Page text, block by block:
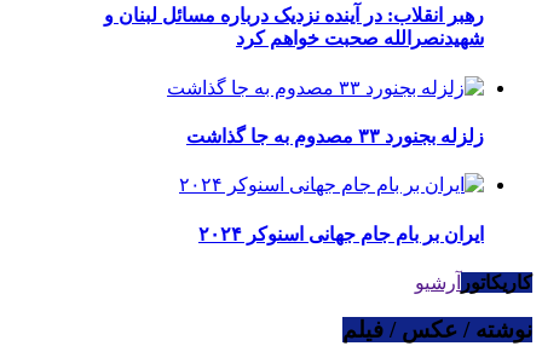
رهبر انقلاب: در آینده نزدیک درباره مسائل لبنان و
شهیدنصرالله صحبت خواهم کرد
زلزله بجنورد ۳۳ مصدوم به جا گذاشت
ایران بر بام جام جهانی اسنوکر ۲۰۲۴
کاریکاتور آرشیو
نوشته / عکس / فیلم